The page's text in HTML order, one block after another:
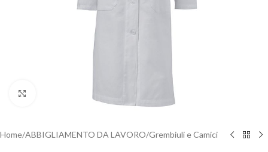
Home/ABBIGLIAMENTO DA LAVORO/Grembiuli e Camici